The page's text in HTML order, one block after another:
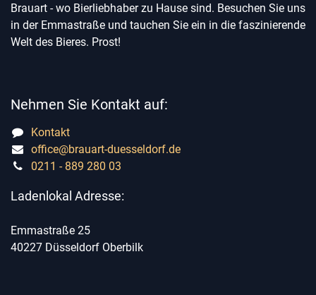
Brauart - wo Bierliebhaber zu Hause sind. Besuchen Sie uns
in der Emmastraße und tauchen Sie ein in die faszinierende
Welt des Bieres. Prost!
Nehmen Sie Kontakt auf:
Kontakt
office@brauart-duesseldorf.de
0211 - 889 280 03
Ladenlokal Adresse:
Emmastraße 25
40227 Düsseldorf Oberbilk